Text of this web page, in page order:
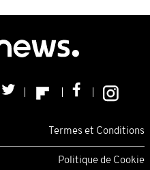
Termes et Conditions
Politique de Cookie